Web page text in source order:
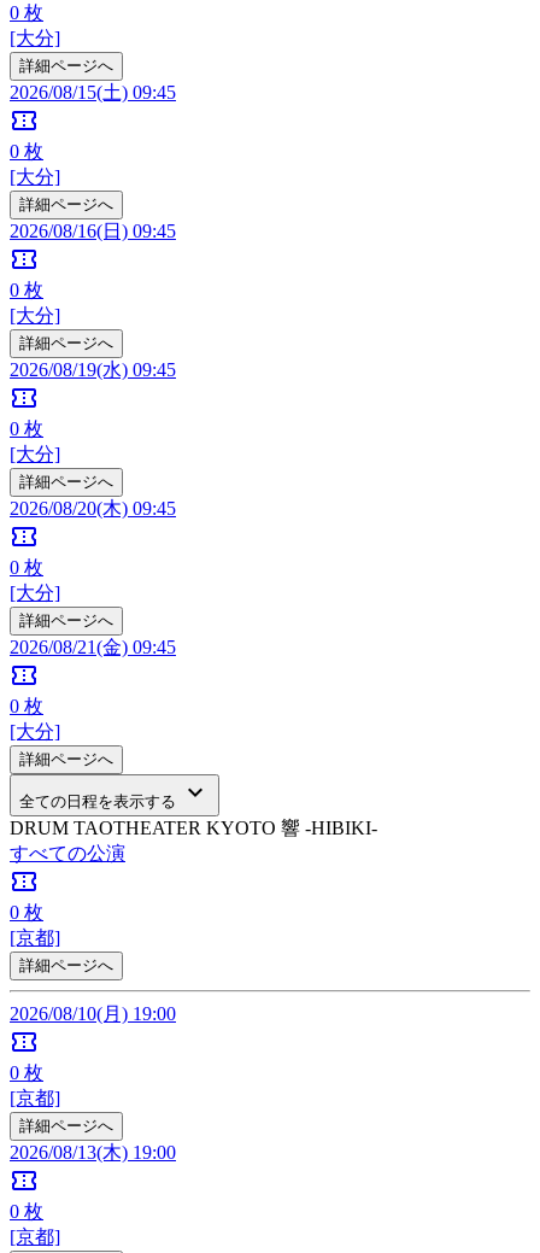
0 枚
[大分]
詳細ページへ
2026/08/15(土) 09:45
confirmation_number
0 枚
[大分]
詳細ページへ
2026/08/16(日) 09:45
confirmation_number
0 枚
[大分]
詳細ページへ
2026/08/19(水) 09:45
confirmation_number
0 枚
[大分]
詳細ページへ
2026/08/20(木) 09:45
confirmation_number
0 枚
[大分]
詳細ページへ
2026/08/21(金) 09:45
confirmation_number
0 枚
[大分]
詳細ページへ
全ての日程を表示する keyboard_arrow_down
DRUM TAOTHEATER KYOTO 響 -HIBIKI-
すべての公演
confirmation_number
0 枚
[京都]
詳細ページへ
2026/08/10(月) 19:00
confirmation_number
0 枚
[京都]
詳細ページへ
2026/08/13(木) 19:00
confirmation_number
0 枚
[京都]